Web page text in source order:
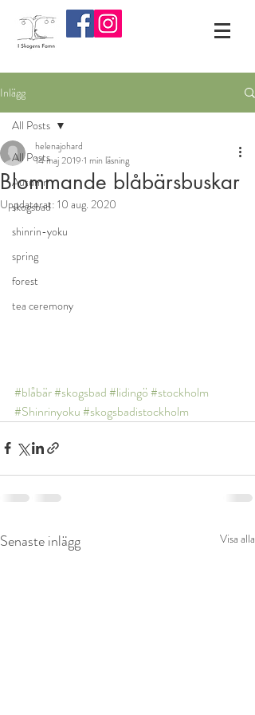
Inlägg
All Posts
Autumn
skogsbad
shinrin-yoku
spring
forest
tea ceremony
All Posts
Blommande blåbärsbuskar
helenajohard
14 maj 2019 1 min läsning
Uppdaterat: 10 aug. 2020
#blåbär#skogsbad#lidingö#stockholm
#Shinrinyoku#skogsbadistockholm
Senaste inlägg Visa alla